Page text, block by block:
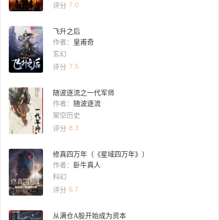
评分 7.0
飞升之后
作者： 皇甫奇
玄幻
评分 7.5
随波逐流之一代军师
作者：
随波逐流
架空历史
评分 8.3
修真四万年（《星域四万年》）
作者：
卧牛真人
科幻
评分 6.7
从满仓A股开始成为资本